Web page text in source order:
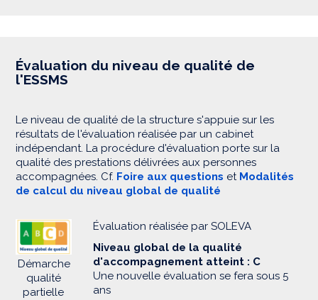
Évaluation du niveau de qualité de
l'ESSMS
Le niveau de qualité de la structure s'appuie sur les
résultats de l'évaluation réalisée par un cabinet
indépendant. La procédure d'évaluation porte sur la
qualité des prestations délivrées aux personnes
accompagnées. Cf. Foire aux questions et Modalités
de calcul du niveau global de qualité
Démarche
qualité
partielle
Évaluation réalisée par SOLEVA
Niveau global de la qualité
d'accompagnement atteint : C
Une nouvelle évaluation se fera sous 5
ans